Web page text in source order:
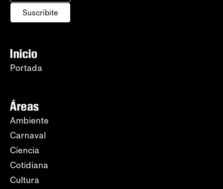
Suscribite
Inicio
Portada
Áreas
Ambiente
Carnaval
Ciencia
Cotidiana
Cultura